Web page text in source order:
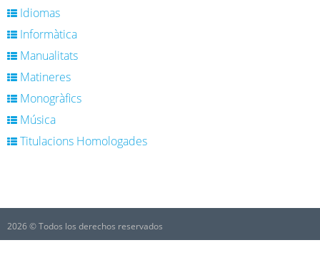
Idiomas
Informàtica
Manualitats
Matineres
Monogràfics
Música
Titulacions Homologades
2026 © Todos los derechos reservados